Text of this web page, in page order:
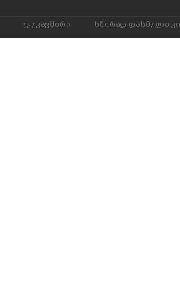
უკუკავშირი ხშირად დასმული